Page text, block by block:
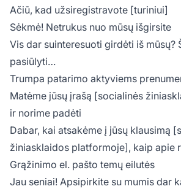
Ačiū, kad užsiregistravote [turiniui]
Sėkmė! Netrukus nuo mūsų išgirsite
Vis dar suinteresuoti girdėti iš mūsų?
pasiūlyti…
Trumpa patarimo aktyviems
Matėme jūsų įrašą [socialinės
ir norime padėti
Dabar, kai atsakėme į jūsų klausimą
žiniasklaidos platformoje], kaip apie
Grąžinimo el. pašto temų eilutės
Jau seniai! Apsipirkite su mumis dar